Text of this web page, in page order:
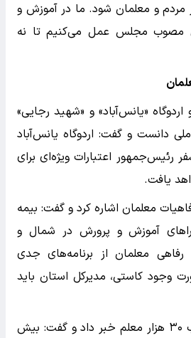
و معلمان شود. ما در آموزش و
مصوب مجلس عمل می‌کنیم تا نه
«یانس‌آباد» و «شهید رجایی»
ملی دانست و گفت: اردوگاه یانس‌آباد
رئیس‌جمهور اعتبارات ویژه‌ای برای
یافت.
معلمان اشاره کرد و گفت: بیمه
آموزش و پرورش در شمال و
معلمان از برنامه‌های جدی
وجود کاستی، مدیرکل استان باید
کاظمی همچنین از جذب ۳۰ هزار معلم خبر داد و گفت: بیش